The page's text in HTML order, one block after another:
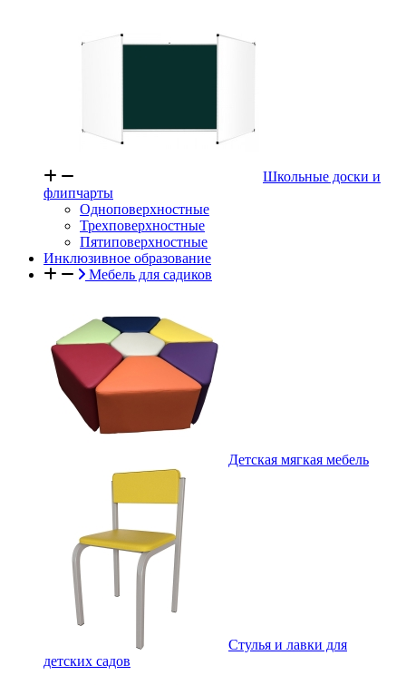
Школьные доски и
флипчарты
Одноповерхностные
Трехповерхностные
Пятиповерхностные
Инклюзивное образование
Мебель для садиков
Детская мягкая мебель
Стулья и лавки для
детских садов